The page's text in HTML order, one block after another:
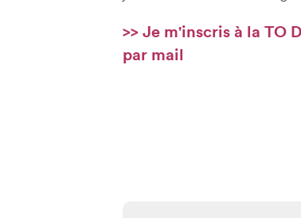
>> Je m'inscris à la TO
par mail